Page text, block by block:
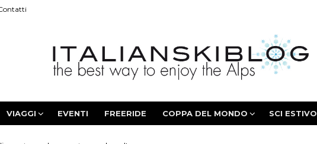
VIAGGI EVENTI FREERIDE COPPA DEL MONDO SCI ESTIVO